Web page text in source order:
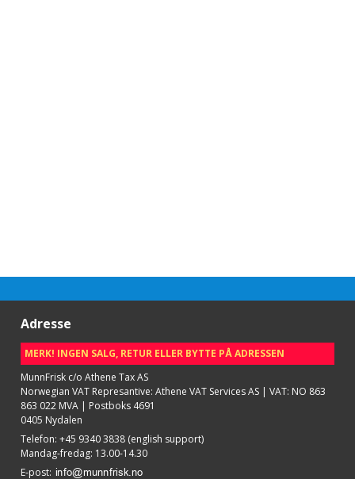
Adresse
MERK! INGEN SALG, RETUR ELLER BYTTE PÅ ADRESSEN
MunnFrisk c/o Athene Tax AS
Norwegian VAT Represantive: Athene VAT Services AS | VAT: NO 863
863 022 MVA | Postboks 4691
0405 Nydalen
Telefon: +45 9340 3838 (english support)
Mandag-fredag: 13.00-14.30
E-post: